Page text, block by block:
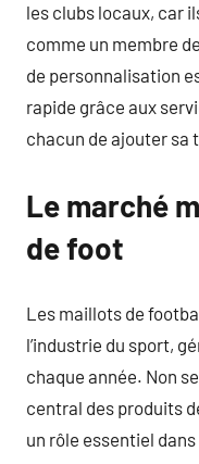
les clubs locaux, car
comme un membre
de personnalisation
rapide grâce aux
chacun de ajouter
Le marché
de foot
Les maillots de
l’industrie du sport,
chaque année. Non
central des produits
un rôle essentiel